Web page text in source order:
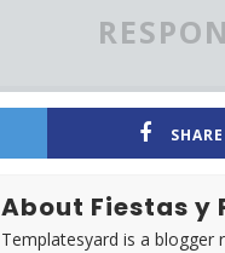
SHARE
About Fiestas y
Templatesyard is a blogger